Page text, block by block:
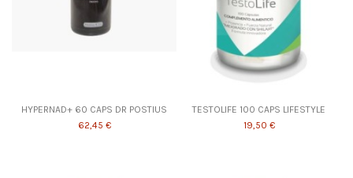
HYPERNAD+ 60 CAPS DR POSTIUS
62,45 €
TESTOLIFE 100 CAPS LIFESTYLE
19,50 €